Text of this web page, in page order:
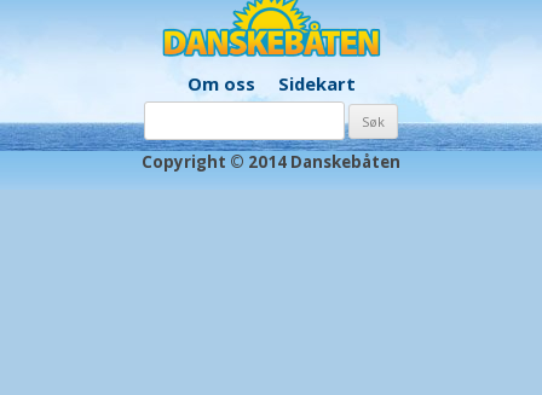
Om oss Sidekart
etter:
Copyright © 2014 Danskebåten